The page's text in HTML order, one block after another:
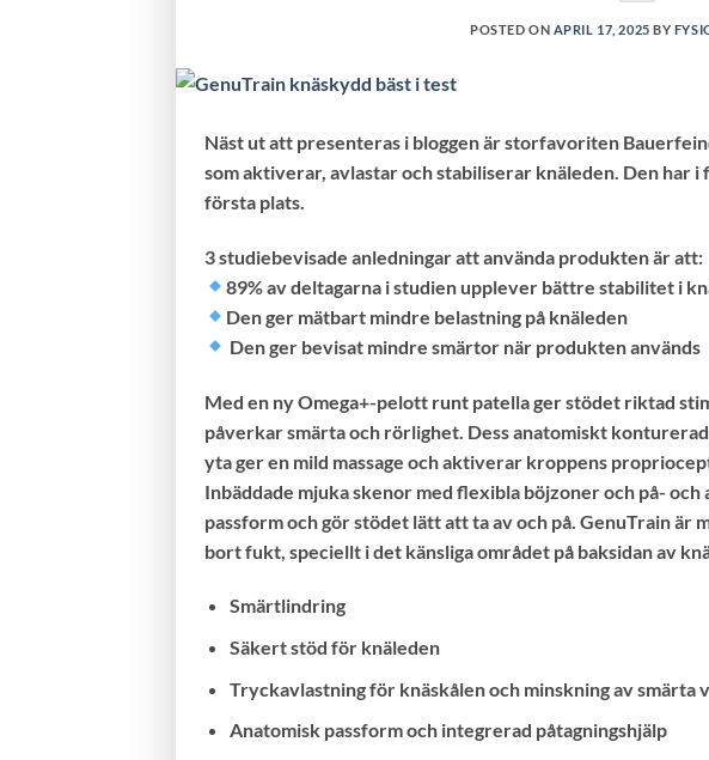
POSTED ON APRIL 17, 2025 BY
Näst ut att presenteras i bloggen är storfavoriten
som aktiverar, avlastar och stabiliserar knäleden. Den har i
första plats.
3 studiebevisade anledningar att använda produkten är att:
89% av deltagarna i studien upplever bättre stabilitet i
Den ger mätbart mindre belastning på knäleden
Den ger bevisat mindre smärtor när produkten används
Med en ny Omega+-pelott runt patella ger stödet riktad
påverkar smärta och rörlighet. Dess anatomiskt
yta ger en mild massage och aktiverar kroppens
Inbäddade mjuka skenor med flexibla böjzoner och på-
passform och gör stödet lätt att ta av och på. GenuTrain
bort fukt, speciellt i det känsliga området på baksidan av
Smärtlindring
Säkert stöd för knäleden
Tryckavlastning för knäskålen och minskning av smärta
Anatomisk passform och integrerad påtagningshjälp